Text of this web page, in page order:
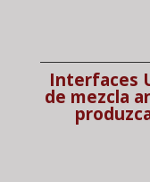
Interfaces
de mezcla